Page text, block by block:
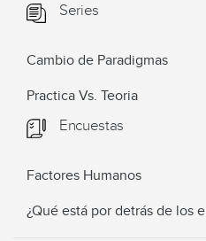
Series
Cambio de Paradigmas
Practica Vs. Teoria
Encuestas
Factores Humanos
¿Qué está por detrás de los